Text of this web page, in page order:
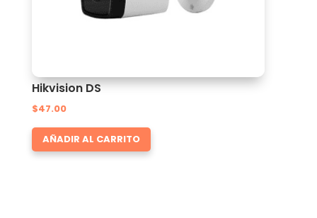
Hikvision DS
$47.00
AÑADIR AL CARRITO